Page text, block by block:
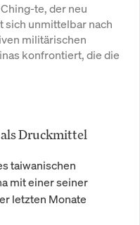
te, der neu
sich unmittelbar nach
militärischen
konfrontiert, die die
Druckmittel
taiwanischen
mit einer seiner
letzten Monate